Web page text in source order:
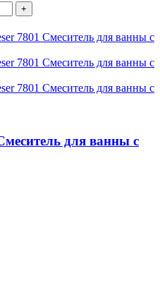
для ванны с